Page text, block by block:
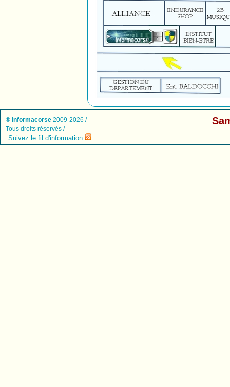
® informacorse 2009-2026 /
Tous droits réservés /
Suivez le fil d'information